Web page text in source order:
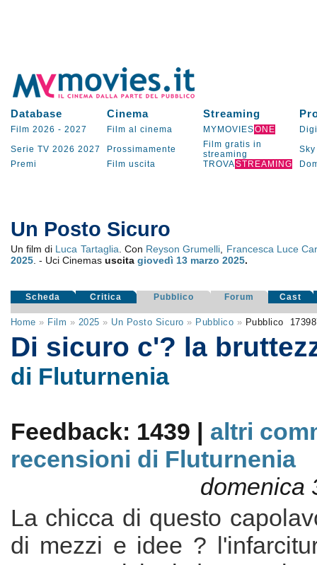
Database Cinema Streaming
Film 2026 - 2027 Film al cinema MYMOVIESONE
Serie TV 2026 2027 Prossimamente
Film gratis in
streaming
Sky
Premi
Film uscita TROVASTREAMING
Un Posto Sicuro
Un film di Luca Tartaglia . Con Reyson Grumelli
Francesca Luce
2025. - Uci Cinemas uscita giovedì 13 marzo 2025.
Scheda Critica Pubblico Forum Cast
Home » Film » 2025 » Un Posto Sicuro » Pubblico » Pubblico
Di sicuro c'? la
di Fluturnenia
Feedback: 1439 | altri
recensioni di Fluturnenia
domenica
La chicca di questo
di mezzi e idee ?